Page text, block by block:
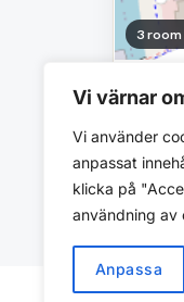
Vi värnar
Vi använder
anpassat
klicka på
användning av
Anpassa
3 room
12
MKB
Balcony